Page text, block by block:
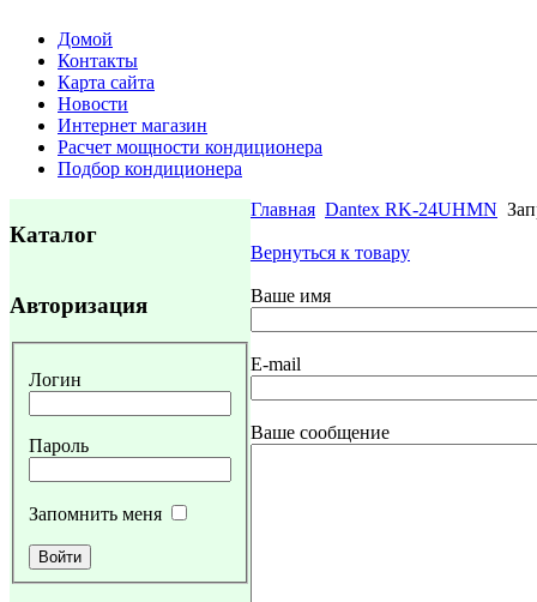
Домой
Контакты
Карта сайта
Новости
Интернет магазин
Расчет мощности кондиционера
Подбор кондиционера
Каталог
Авторизация
Логин
Пароль
Запомнить меня
Главная Dantex RK-24UHMN
Вернуться к товару
Ваше имя
E-mail
Ваше сообщение